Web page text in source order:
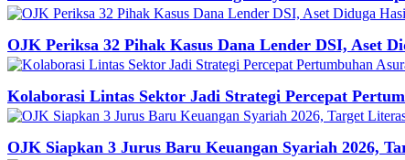
OJK Periksa 32 Pihak Kasus Dana Lender DSI, Aset
Kolaborasi Lintas Sektor Jadi Strategi Percepat
OJK Siapkan 3 Jurus Baru Keuangan Syariah 2026,